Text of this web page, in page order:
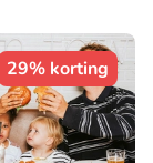
29% korting